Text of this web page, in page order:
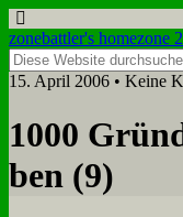
zonebattler's homezone
15. April 2006 • Keine
1000
ben (9)